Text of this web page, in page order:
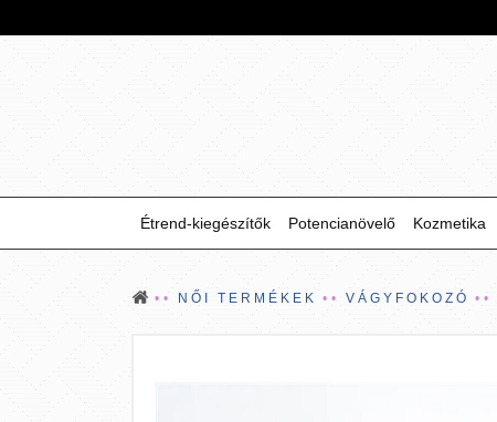
Étrend-kiegészítők Potencianövelő Kozmetika
NŐI TERMÉKEK VÁGYFOKOZÓ